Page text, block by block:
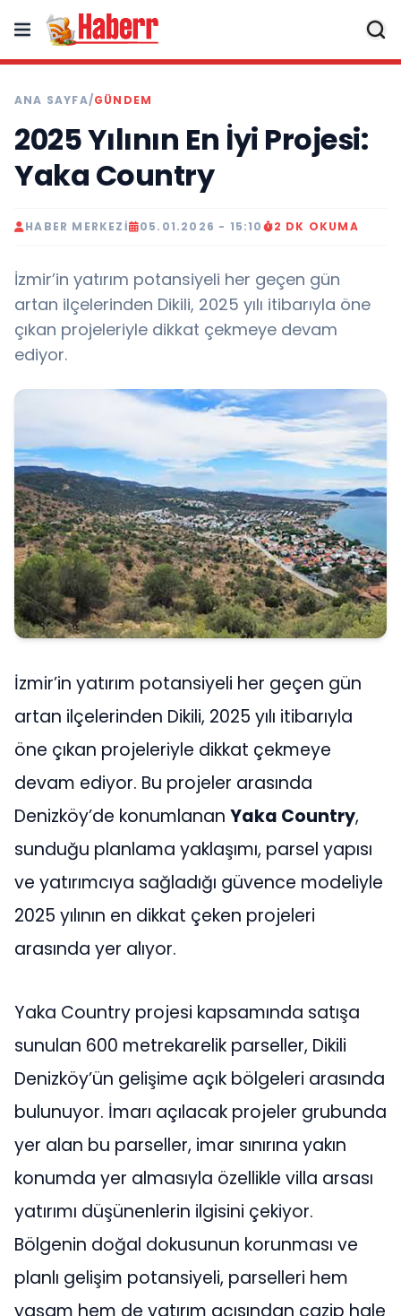
ANA SAYFA/GÜNDEM
2025 Yılının En İyi Projesi:
Yaka Country
HABER MERKEZI 05.01.2026 - 15:10 2 DK OKUMA
İzmir’in yatırım potansiyeli her geçen gün
artan ilçelerinden Dikili, 2025 yılı itibarıyla öne
çıkan projeleriyle dikkat çekmeye devam
ediyor.
İzmir’in yatırım potansiyeli her geçen gün
artan ilçelerinden Dikili, 2025 yılı itibarıyla
öne çıkan projeleriyle dikkat çekmeye
devam ediyor. Bu projeler arasında
Denizköy’de konumlanan Yaka Country,
sunduğu planlama yaklaşımı, parsel yapısı
ve yatırımcıya sağladığı güvence modeliyle
2025 yılının en dikkat çeken projeleri
arasında yer alıyor.
Yaka Country projesi kapsamında satışa
sunulan 600 metrekarelik parseller, Dikili
Denizköy’ün gelişime açık bölgeleri arasında
bulunuyor. İmarı açılacak projeler grubunda
yer alan bu parseller, imar sınırına yakın
konumda yer almasıyla özellikle villa arsası
yatırımı düşünenlerin ilgisini çekiyor.
Bölgenin doğal dokusunun korunması ve
planlı gelişim potansiyeli, parselleri hem